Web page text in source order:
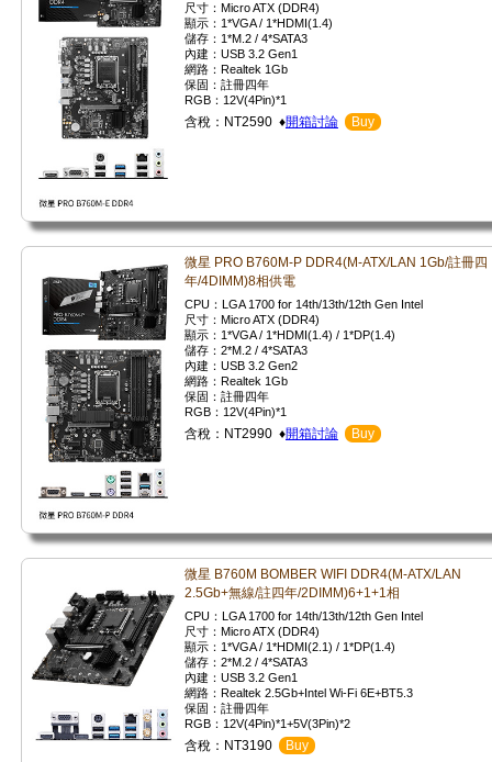
尺寸：Micro ATX (DDR4)
顯示：1*VGA / 1*HDMI(1.4)
儲存：1*M.2 / 4*SATA3
內建：USB 3.2 Gen1
網路：Realtek 1Gb
保固：註冊四年
RGB：12V(4Pin)*1
含稅：NT2590 ♦開箱討論 Buy
微星 PRO B760M-P DDR4(M-ATX/LAN 1Gb/註冊四
年/4DIMM)8相供電
CPU：LGA 1700 for 14th/13th/12th Gen Intel
尺寸：Micro ATX (DDR4)
顯示：1*VGA / 1*HDMI(1.4) / 1*DP(1.4)
儲存：2*M.2 / 4*SATA3
內建：USB 3.2 Gen2
網路：Realtek 1Gb
保固：註冊四年
RGB：12V(4Pin)*1
含稅：NT2990 ♦開箱討論 Buy
微星 B760M BOMBER WIFI DDR4(M-ATX/LAN
2.5Gb+無線/註四年/2DIMM)6+1+1相
CPU：LGA 1700 for 14th/13th/12th Gen Intel
尺寸：Micro ATX (DDR4)
顯示：1*VGA / 1*HDMI(2.1) / 1*DP(1.4)
儲存：2*M.2 / 4*SATA3
內建：USB 3.2 Gen1
網路：Realtek 2.5Gb+Intel Wi-Fi 6E+BT5.3
保固：註冊四年
RGB：12V(4Pin)*1+5V(3Pin)*2
含稅：NT3190 Buy